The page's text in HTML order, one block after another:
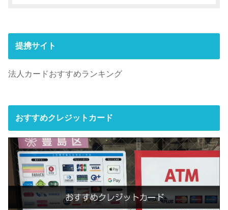
提携サイト
法人カードおすすめランキング
おすすめクレジットカード